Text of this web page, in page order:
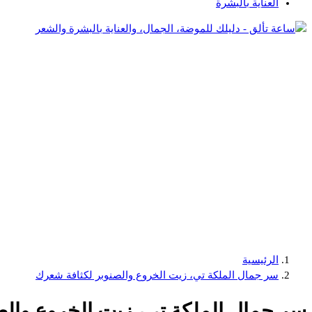
العناية بالبشرة
الرئيسية
سر جمال الملكة تي، زيت الخروع والصنوبر لكثافة شعرك